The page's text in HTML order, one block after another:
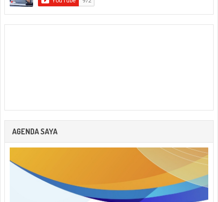
AGENDA SAYA